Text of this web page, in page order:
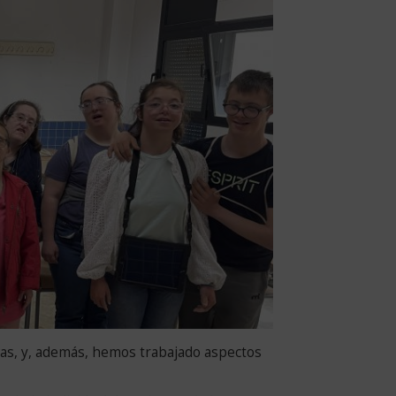
y, además, hemos trabajado aspectos